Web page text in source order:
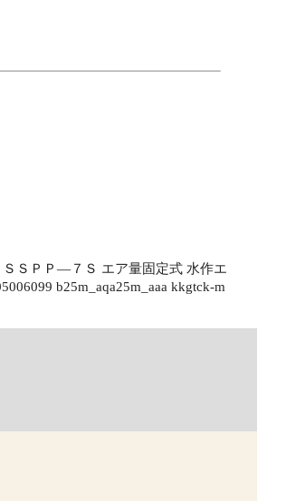
ＳＳＰＰ―７Ｓ エア量固定式 水作エ
b25m_aqa25m_aaa kkgtck-m